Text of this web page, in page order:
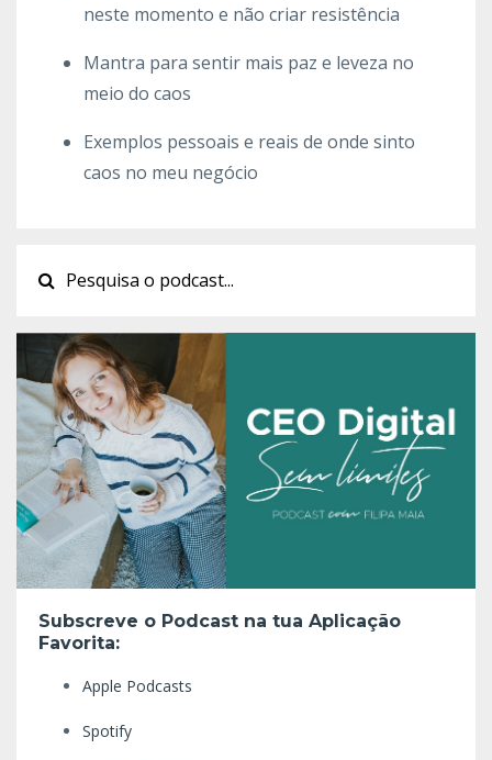
neste momento e não criar resistência
Mantra para sentir mais paz e leveza no
meio do caos
Exemplos pessoais e reais de onde sinto
caos no meu negócio
Subscreve o Podcast na tua Aplicação
Favorita:
Apple Podcasts
Spotify